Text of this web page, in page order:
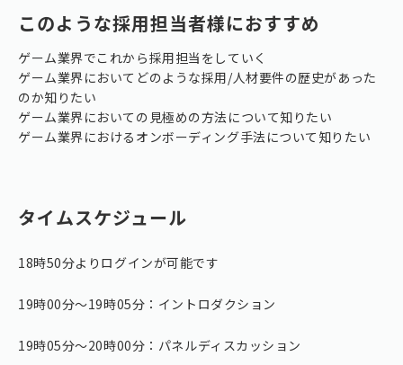
このような採用担当者様におすすめ
ゲーム業界でこれから採用担当をしていく
ゲーム業界においてどのような採用/人材要件の歴史があった
のか知りたい
ゲーム業界においての見極めの方法について知りたい
ゲーム業界におけるオンボーディング手法について知りたい
タイムスケジュール
18時50分よりログインが可能です
19時00分〜19時05分：イントロダクション
19時05分〜20時00分：パネルディスカッション